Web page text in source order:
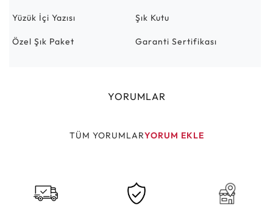
Yüzük İçi Yazısı Şık Kutu
Özel Şık Paket Garanti Sertifikası
YORUMLAR
TÜM YORUMLARYORUM EKLE